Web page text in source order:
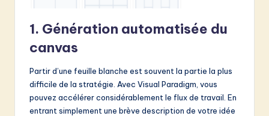
1. Génération automatisée du
canvas
Partir d’une feuille blanche est souvent la partie la plus
difficile de la stratégie. Avec Visual Paradigm, vous
pouvez accélérer considérablement le flux de travail. En
entrant simplement une brève description de votre idée